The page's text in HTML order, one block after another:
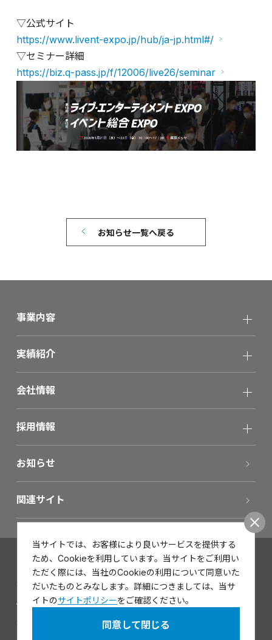
▽公式サイト
https://www.livent-expo.jp/hub/ja-jp.html#/
▽セミナー詳細
https://biz.q-pass.jp/f/12006/live26/seminar
お知らせ一覧へ戻る
事業内容
実績紹介
会社情報
採用情報
お知らせ
関連サイト
お問い合わせ
サイトポリシー
個人情報保護方針
当サイトでは、お客様により良いサービスを提供する
ため、Cookieを利用しています。当サイトをご利用い
ただく際には、当社のCookieの利用について同意いた
だいたものとみなします。詳細につきましては、当サ
イトのサイトポリシーをご確認ください。
同意して閉じる